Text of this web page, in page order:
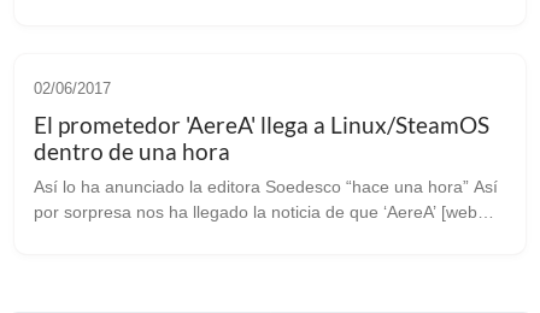
02/06/2017
El prometedor 'AereA' llega a Linux/SteamOS
dentro de una hora
Así lo ha anunciado la editora Soedesco “hace una hora” Así
por sorpresa nos ha llegado la noticia de que ‘AereA’ [web